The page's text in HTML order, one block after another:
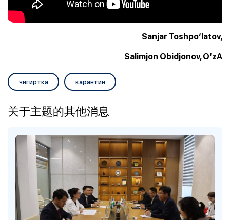
Sanjar Toshpo‘latov,
Salimjon Obidjonov, O‘zA
чигиртка карантин
关于主题的其他消息